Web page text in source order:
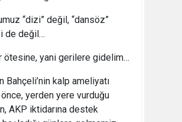
“dizi” değil, “dansöz”
de değil…
ötesine, yani gerilere gidelim…
Bahçeli’nin kalp ameliyatı
yerden yere vurduğu
AKP iktidarına destek